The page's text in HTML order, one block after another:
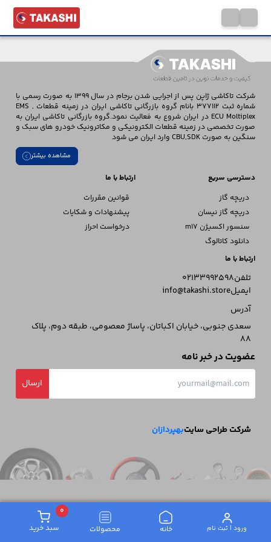
ورود | ثبت‌ نام خانه محصولات سبد خرید
0
شرکت تاکاشی ژاپن پس از اجرایی شدن برجام در سال 1399 به صورت رسمی با
شماره ثبت 377112 بانام گروه بازرگانی تاکاشی ایران در زمینه قطعات EMS ,
ECU Moltiplex در ایران شروع به فعالیت نمود.گروه بازرگانی تاکاشی ایران به
صورت تخصصی در زمینه قطعات الکترونیکی و مکاترونیک خودرو های سبک و
سنگین به صورت CBU,SDK وارد ایران می شود
مشاهده بیشتر
دسترسی سریع
دریچه گاز
دریچه گاز نیسان
سنسور اکسیژن m17
دانلود کاتالوگ
ارتباط با ما
قوانین مقررات
پیشنهادات و شکایات
درخواست احراز
ارتباط با ما
تلفن02133992598
ایمیلinfo@takashi.store
آدرس
سعدی جنوبی، خیابان اکباتان، پاساژ معصومی، طبقه دوم، پلاک
88
عضویت در خبر نامه
ارسال
شرکت طراحی سایتبهپردازان